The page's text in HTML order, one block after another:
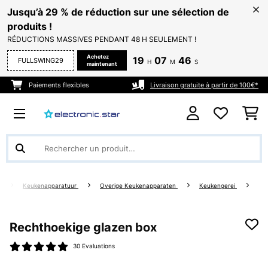
Jusqu’à 29 % de réduction sur une sélection de
produits !
RÉDUCTIONS MASSIVES PENDANT 48 H SEULEMENT !
FULLSWING29
Achetez
maintenant
19 H 07 M 45 S
Paiements flexibles Livraison gratuite à partir de 100€*
Keukenapparatuur Overige Keukenapparaten Keukengerei
Rechthoekige glazen box
30 Evaluations